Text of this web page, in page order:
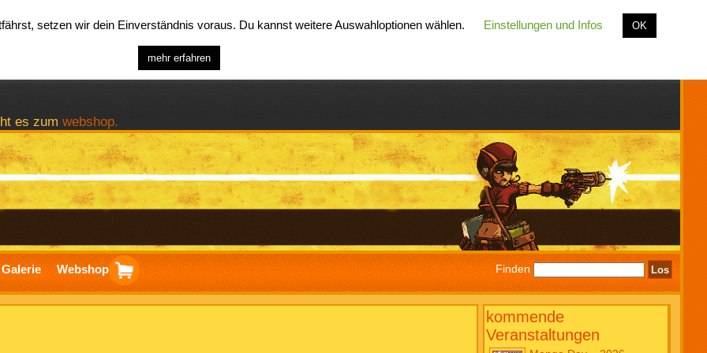
es zum webshop.
Galerie Webshop Finden
kommende
Veranstaltungen
setzen wir dein Einverständnis voraus. Du kannst weitere Auswahloptionen wählen. Einstellungen und Infos OK
mehr erfahren